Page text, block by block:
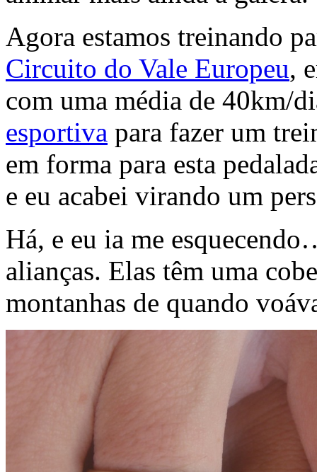
Agora estamos treinando
Circuito do Vale Europeu,
com uma média de 40km/
esportiva para fazer um
em forma para esta
e eu acabei virando um
Há, e eu ia me
alianças. Elas têm uma
montanhas de quando